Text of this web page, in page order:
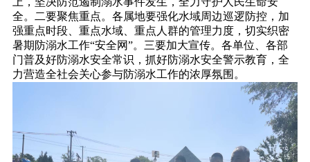
全。
二要聚焦重点。 各属地要强化水域周边巡逻防控，加
强重点时段、重点水域、重点人群的管理力度，切实织密
暑期防溺水工作“安全网”。 三要加大宣传。 各单位、各部
门普及好防溺水安全常识，抓好防溺水安全警示教育，全
力营造全社会关心参与防溺水工作的浓厚氛围。